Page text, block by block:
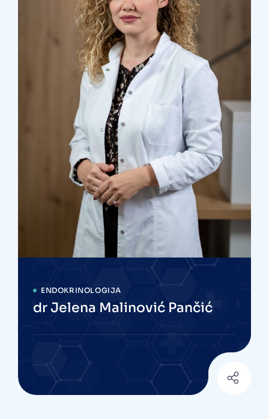
ENDOKRINOLOGIJA
dr Jelena Malinović Pančić